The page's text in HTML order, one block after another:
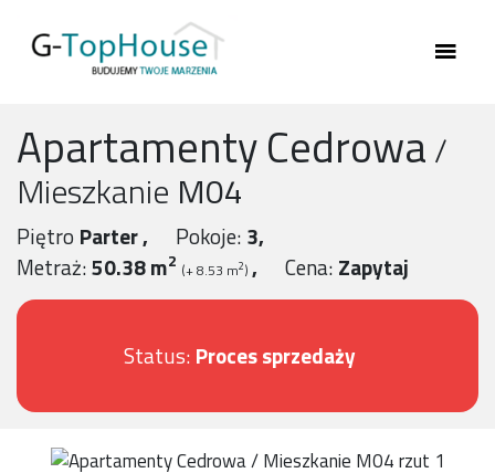
Apartamenty Cedrowa/
Mieszkanie M04
Piętro Parter Pokoje: 3
Metraż:50.38 m2 (+ 8.53 m2) Cena: Zapytaj
Status: Proces sprzedaży